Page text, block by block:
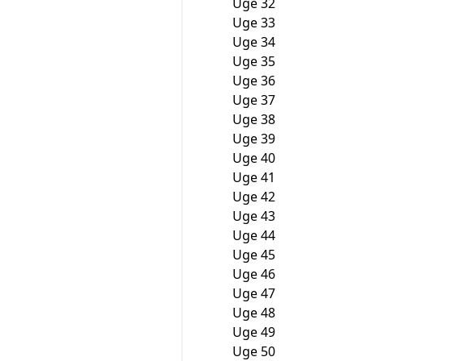
Uge 33
Uge 34
Uge 35
Uge 36
Uge 37
Uge 38
Uge 39
Uge 40
Uge 41
Uge 42
Uge 43
Uge 44
Uge 45
Uge 46
Uge 47
Uge 48
Uge 49
Uge 50